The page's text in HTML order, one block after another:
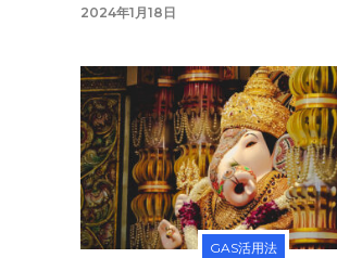
2024年1月18日
GAS活用法